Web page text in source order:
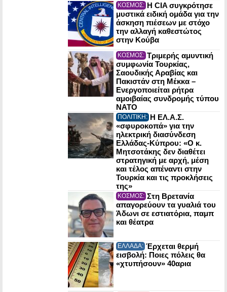
ΚΟΣΜΟΣ: Η CIA συγκρότησε
μυστικά ειδική ομάδα για την
άσκηση πιέσεων με στόχο
την αλλαγή καθεστώτος
στην Κούβα
ΚΟΣΜΟΣ: Τριμερής αμυντική
συμφωνία Τουρκίας,
Σαουδικής Αραβίας και
Πακιστάν στη Μέκκα –
Ενεργοποιείται ρήτρα
αμοιβαίας συνδρομής τύπου
NATO
ΠΟΛΙΤΙΚΗ: Η ΕΛ.Α.Σ.
«σφυροκοπά» για την
ηλεκτρική διασύνδεση
Ελλάδας-Κύπρου: «Ο κ.
Μητσοτάκης δεν διαθέτει
στρατηγική με αρχή, μέση
και τέλος απέναντι στην
Τουρκία και τις προκλήσεις
της»
ΚΟΣΜΟΣ: Στη Βρετανία
απαγορεύουν τα γυαλιά του
Άδωνι σε εστιατόρια, παμπ
και θέατρα
ΕΛΛΑΔΑ: Έρχεται θερμή
εισβολή: Ποιες πόλεις θα
«χτυπήσουν» 40αρια